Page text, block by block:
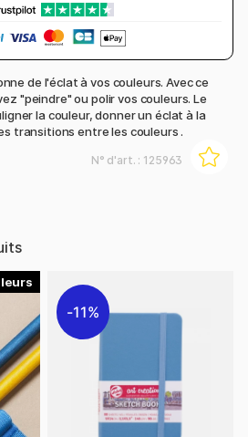
de l'éclat à vos couleurs.Avec ce
"peindre" ou polir vos couleurs.Le
la couleur, donner un éclat à la
transitions entre les couleurs .
N° d'art. : 125963
11%